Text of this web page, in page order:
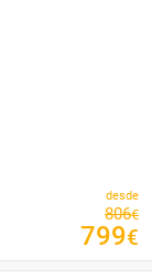
desde
806€
799€